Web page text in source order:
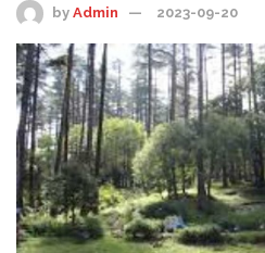
by Admin 2023-09-20